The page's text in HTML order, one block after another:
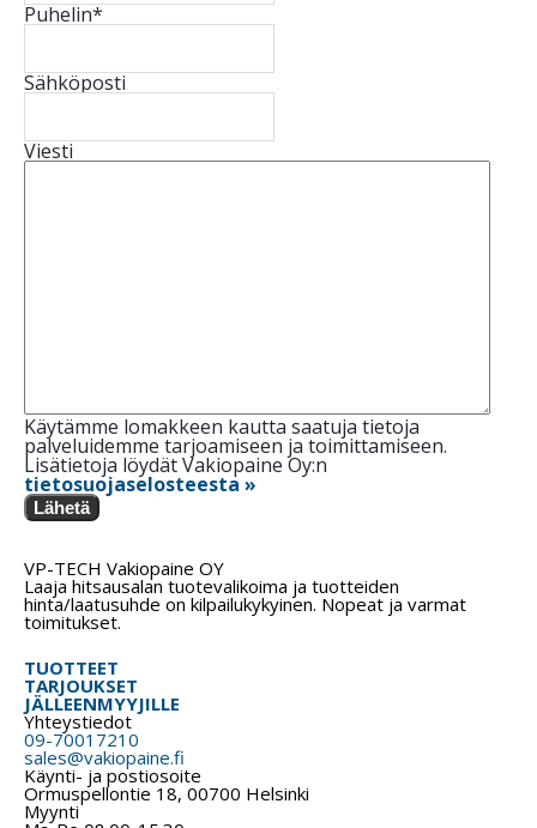
Puhelin*
Sähköposti
Viesti
Käytämme lomakkeen kautta saatuja tietoja
palveluidemme tarjoamiseen ja toimittamiseen.
Lisätietoja löydät Vakiopaine Oy:n
tietosuojaselosteesta »
Lähetä
VP-TECH Vakiopaine OY
Laaja hitsausalan tuotevalikoima ja tuotteiden
hinta/laatusuhde on kilpailukykyinen. Nopeat ja varmat
toimitukset.
TUOTTEET
TARJOUKSET
JÄLLEENMYYJILLE
Yhteystiedot
09-70017210
sales@vakiopaine.fi
Käynti- ja postiosoite
Ormuspellontie 18, 00700 Helsinki
Myynti